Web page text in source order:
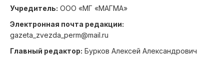
Учредитель: ООО «МГ «МАГМА»
Электронная почта редакции:
gazeta_zvezda_perm@mail.ru
Главный редактор: Бурков Алексей Александрович